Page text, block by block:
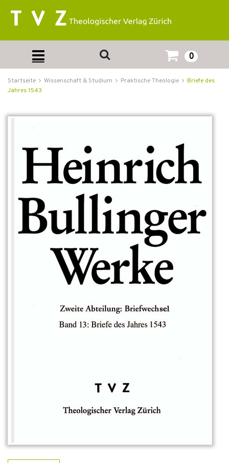
0
Startseite Wissenschaft & Studium Praktische Theologie
Briefe des
Jahres 1543